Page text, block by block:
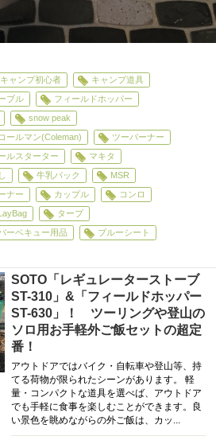
キャンプ初心者
キャンプ道具
ブル
フィールドホッパー
snow peak
コールマン(Coleman)
ツーバーナー
ルスターター
マキタ
牛乳パック
MSR
ナー カップル
コンロ
タープ
ーベキュー用品
ブルーシート
SOTO「レギュレーターストーブ
ST-310」&「フィールドホッパー
ST-630」！ ツーリングや登山の
ソロ用お手軽外ご飯セットの超定
番！
アウトドアではバイク・自転車や登山等、持
てる荷物が限られたシーンがあります。 軽
量・コンパクトな道具を選べば、アウトドア
でも手軽に食事を楽しむことができます。良
い景色を眺めながらの外ご飯は、カッ...